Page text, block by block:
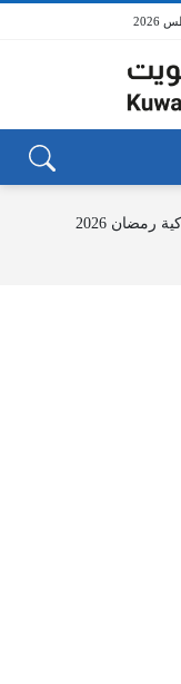
امساكية رمضان 2026